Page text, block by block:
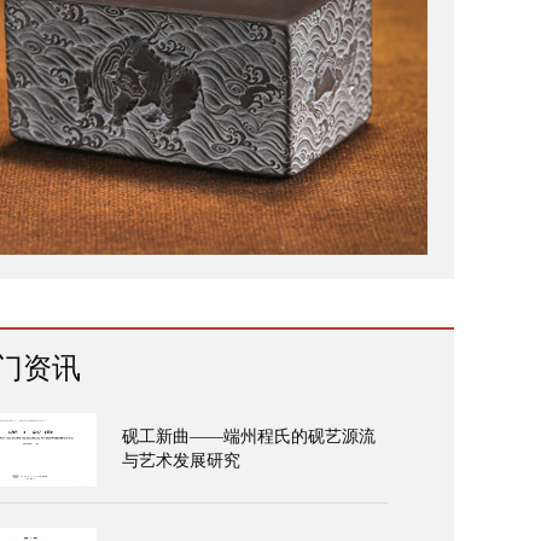
资讯
砚工新曲——端州程氏的砚艺源流
与艺术发展研究